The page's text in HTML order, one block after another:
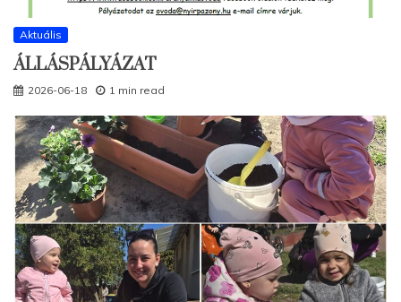
Aktuális
ÁLLÁSPÁLYÁZAT
2026-06-18 1 min read